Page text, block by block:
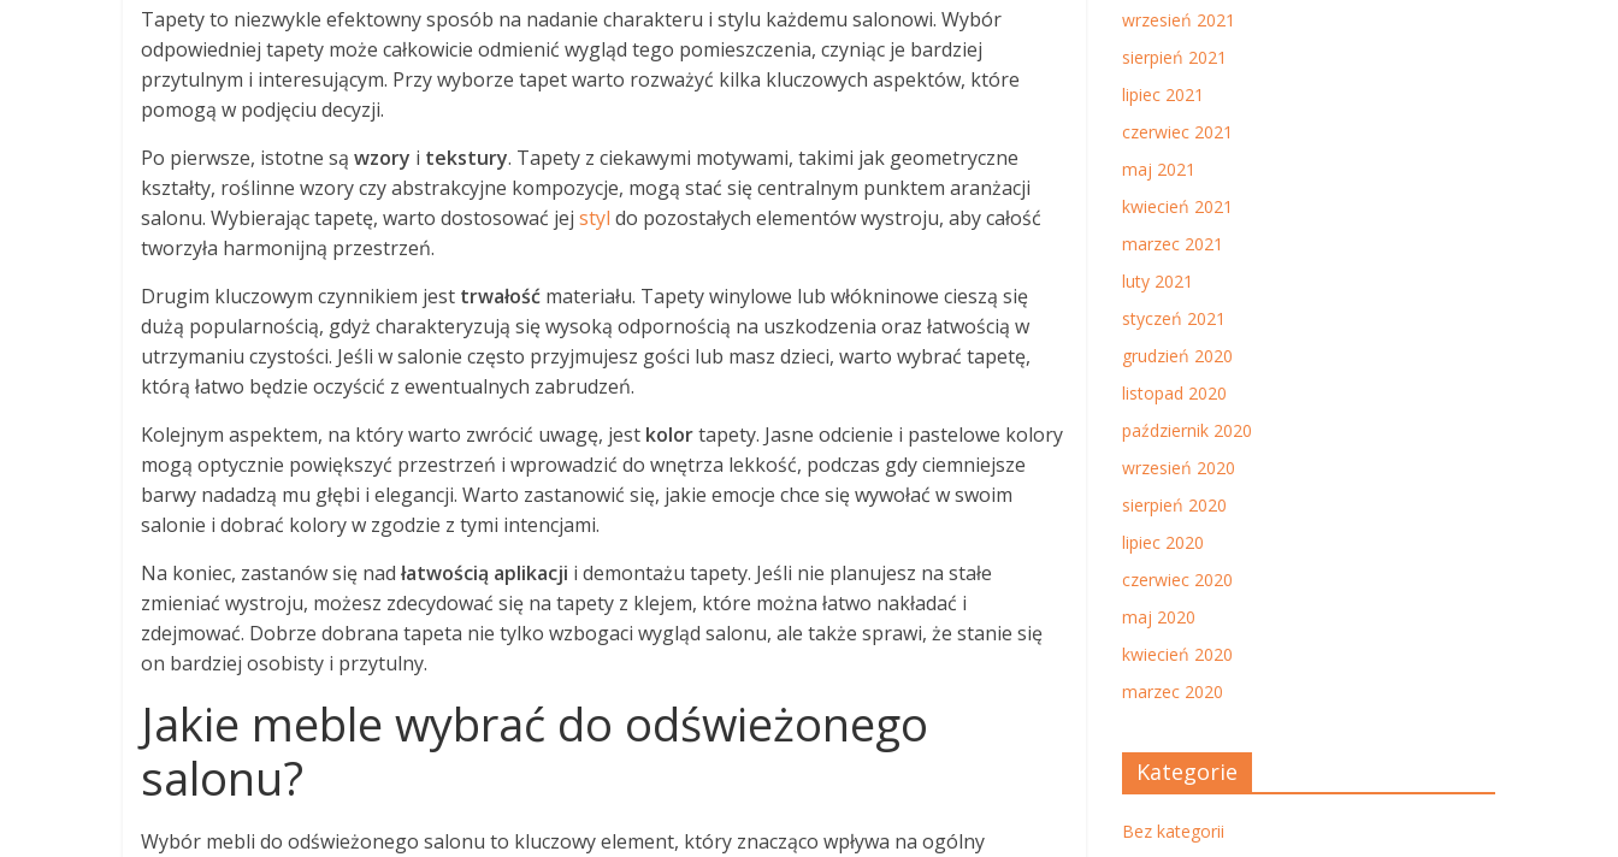
Tapety to niezwykle efektowny sposób na nadanie charakteru i stylu każdemu salonowi. Wybór
odpowiedniej tapety może całkowicie odmienić wygląd tego pomieszczenia, czyniąc je bardziej
przytulnym i interesującym. Przy wyborze tapet warto rozważyć kilka kluczowych aspektów, które
pomogą w podjęciu decyzji.
Po pierwsze, istotne są wzory i tekstury. Tapety z ciekawymi motywami, takimi jak geometryczne
kształty, roślinne wzory czy abstrakcyjne kompozycje, mogą stać się centralnym punktem aranżacji
salonu. Wybierając tapetę, warto dostosować jej styl do pozostałych elementów wystroju, aby całość
tworzyła harmonijną przestrzeń.
Drugim kluczowym czynnikiem jest trwałość materiału. Tapety winylowe lub włókninowe cieszą się
dużą popularnością, gdyż charakteryzują się wysoką odpornością na uszkodzenia oraz łatwością w
utrzymaniu czystości. Jeśli w salonie często przyjmujesz gości lub masz dzieci, warto wybrać tapetę,
którą łatwo będzie oczyścić z ewentualnych zabrudzeń.
Kolejnym aspektem, na który warto zwrócić uwagę, jest kolortapety. Jasne odcienie i pastelowe kolory
mogą optycznie powiększyć przestrzeń i wprowadzić do wnętrza lekkość, podczas gdy ciemniejsze
barwy nadadzą mu głębi i elegancji. Warto zastanowić się, jakie emocje chce się wywołać w swoim
salonie i dobrać kolory w zgodzie z tymi intencjami.
Na koniec, zastanów się nad łatwością aplikacji i demontażu tapety. Jeśli nie planujesz na stałe
zmieniać wystroju, możesz zdecydować się na tapety z klejem, które można łatwo nakładać i
zdejmować. Dobrze dobrana tapeta nie tylko wzbogaci wygląd salonu, ale także sprawi, że stanie się
on bardziej osobisty i przytulny.
Jakie meble wybrać do odświeżonego
salonu?
Wybór mebli do odświeżonego salonu to kluczowy element, który znacząco wpływa na ogólny
wrzesień 2021
sierpień 2021
lipiec 2021
czerwiec 2021
maj 2021
kwiecień 2021
marzec 2021
luty 2021
styczeń 2021
grudzień 2020
listopad 2020
październik 2020
wrzesień 2020
sierpień 2020
lipiec 2020
czerwiec 2020
maj 2020
kwiecień 2020
marzec 2020
Kategorie
Bez kategorii